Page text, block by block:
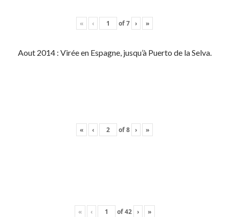
« ‹ of7 › »
Aout 2014 : Virée en Espagne, jusqu’à Puerto de la Selva.
« ‹ of8 › »
« ‹ of42 › »